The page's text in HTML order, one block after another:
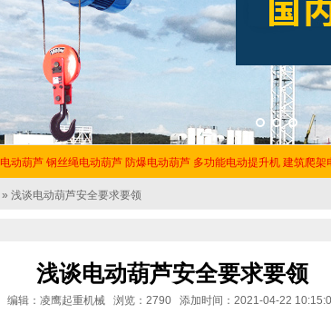
电动葫芦 钢丝绳电动葫芦 防爆电动葫芦 多功能电动提升机 建筑爬架
» 浅谈电动葫芦安全要求要领
浅谈电动葫芦安全要求要领
编辑：凌鹰起重机械 浏览：2790 添加时间：2021-04-22